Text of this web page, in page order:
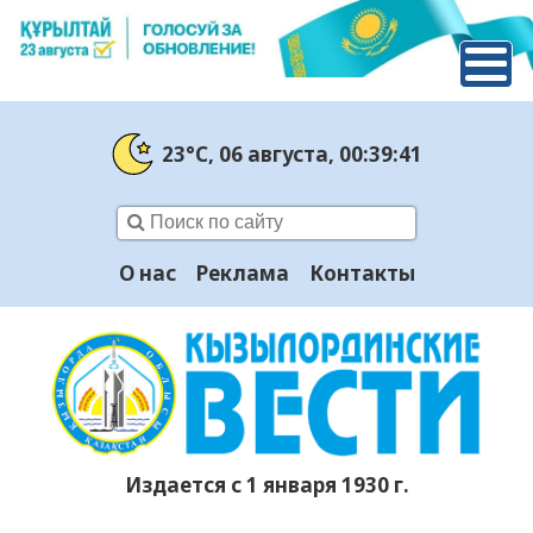
23°C, 06 августа, 00:39:42
О нас Реклама Контакты
Издается с 1 января 1930 г.